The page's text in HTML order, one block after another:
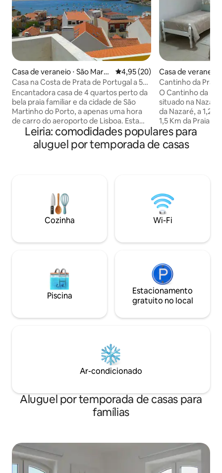
Casa de veraneio ⋅ São Marti
nho do Porto
4,95 de uma avaliação média
4,95 (20)
Casa na Costa de Prata de Portugal a 5
minutos a pé da praia
Encantadora casa de 4 quartos perto da
bela praia familiar e da cidade de São
Martinho do Porto, a apenas uma hora
de carro do aeroporto de Lisboa. Esta
casa de 3 andares está em uma ótima
localização, ao virar da esquina da cidade
velha de paralelepípedos (minimercado,
levá-lo da cidade velha até o nível da
praia, ótimo para carrinhos de bebê. Por
favor, abra as fotos para saber mais.
Casa de veraneio
Cantinho da
O Cantinho da
situado na
da Nazaré, a 1,2
1,5 Km da Praia
disponibiliza
WI-Fi gratuito. A casa de Férias dispõe
de 1 quarto com
disponíveis
alojamento está
Nazaré.
Leiria: comodidades populares para
aluguel por temporada de casas
Cozinha Wi-Fi
Piscina
Estacionamento
gratuito no local
Ar-condicionado
Aluguel por temporada de casas para
famílias